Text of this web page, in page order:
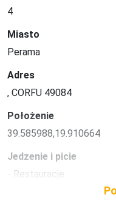
4
Miasto
Perama
Adres
, CORFU 49084
Położenie
39.585988,19.910664
Jedzenie i picie
- Restauracje
- Restauracje a la carte